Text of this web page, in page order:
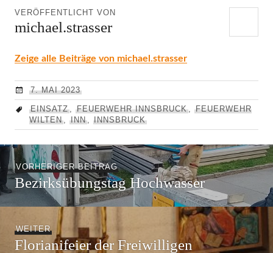
VERÖFFENTLICHT VON
michael.strasser
Zeige alle Beiträge von michael.strasser
7. MAI 2023
EINSATZ, FEUERWEHR INNSBRUCK,FEUERWEHR
WILTEN, INN, INNSBRUCK
Beitragsnavigation
VORHERIGER BEITRAGVorheriger
Beitrag:
Bezirksübungstag Hochwasser
WEITER Nächster
Beitrag:
Florianifeier der Freiwilligen